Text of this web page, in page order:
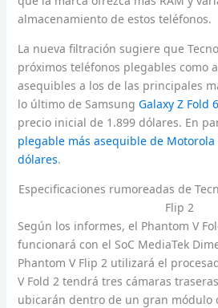
almacenamiento de estos teléfonos.
La nueva filtración sugiere que
próximos teléfonos plegables como
asequibles a los de las principales
lo último de Samsung Galaxy Z Fold 6
precio inicial de 1.899 dólares. En
plegable más asequible de Motorola
dólares.
Especificaciones rumoreadas de
Flip 2
Según los informes, el Phantom V
funcionará con el SoC MediaTek
Phantom V Flip 2 utilizará el
V Fold 2 tendrá tres cámaras
ubicarán dentro de un gran módulo